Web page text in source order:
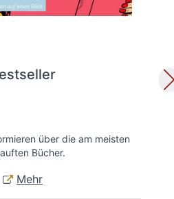
über die am meisten
Bücher.
Mehr